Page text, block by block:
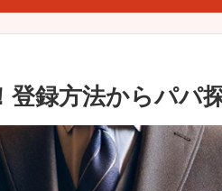
登録方法からパパ